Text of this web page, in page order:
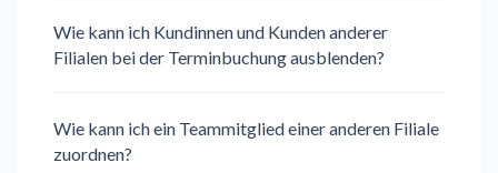
Wie kann ich Kundinnen und Kunden anderer
Filialen bei der Terminbuchung ausblenden?
Wie kann ich ein Teammitglied einer anderen Filiale
zuordnen?